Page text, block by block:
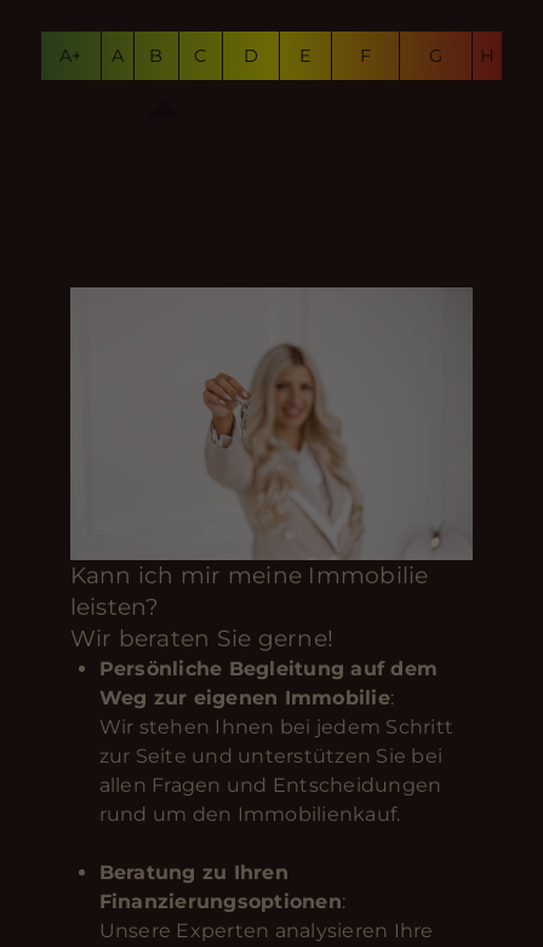
A+ A B C D E F G H
Kann ich mir meine Immobilie
leisten?
Wir beraten Sie gerne!
Persönliche Begleitung auf dem
Weg zur eigenen Immobilie:
Wir stehen Ihnen bei jedem Schritt
zur Seite und unterstützen Sie bei
allen Fragen und Entscheidungen
rund um den Immobilienkauf.
Beratung zu Ihren
Finanzierungsoptionen:
Unsere Experten analysieren Ihre